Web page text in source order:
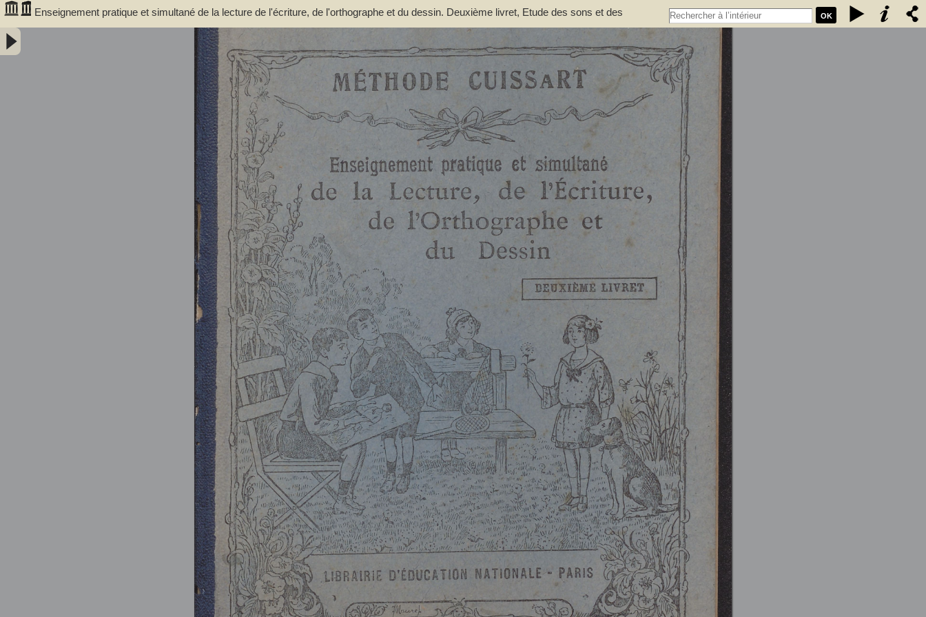
OK
Enseignement pratique et simultané de la lecture de l'écriture, de l'orthographe et du dessin. Deuxième livret, Etude des sons et des
articulations composés : méthode rationnelle préparant les enfants à la lecture expressive et à l'intelligence de la langue : contenant 76
vignettes et des notions élémentaires de dessin / par E. Cuissart,... ; d'après la méthode de M. Lacabe,.... - [nouv. éd.] - Cuissart, Eugène (1835-1896). Auteur